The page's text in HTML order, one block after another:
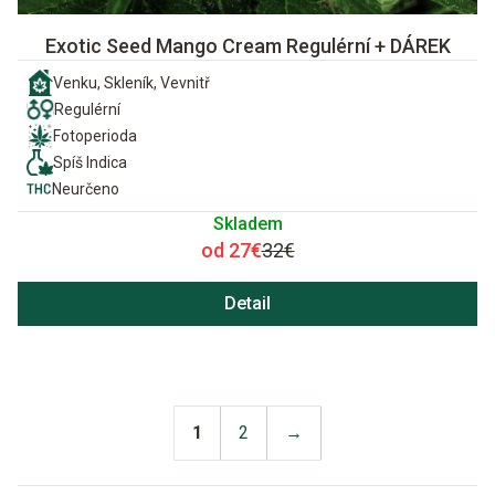
Exotic Seed Mango Cream Regulérní + DÁREK
Venku, Skleník, Vevnitř
Regulérní
Fotoperioda
Spíš Indica
Neurčeno
Skladem
od 27€32€
Detail
1 2 →